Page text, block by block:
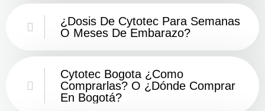
¿Dosis De Cytotec Para Semanas
O Meses De Embarazo?
Cytotec Bogota ¿Como
Comprarlas? O ¿Dónde Comprar
En Bogotá?